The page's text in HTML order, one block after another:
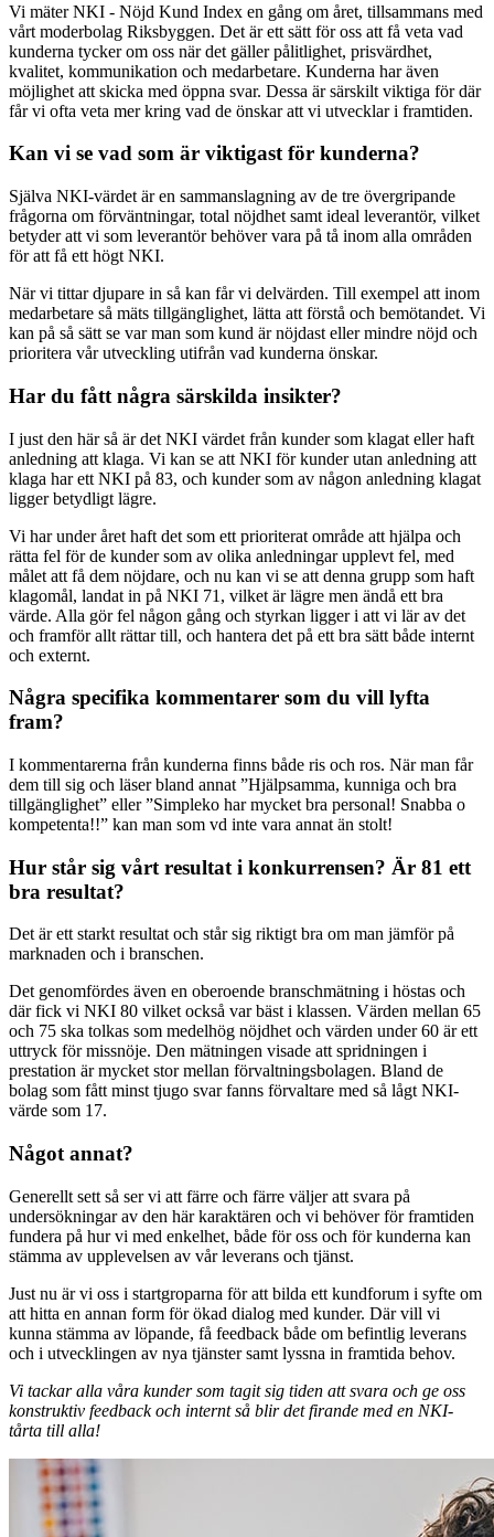
Vi mäter NKI - Nöjd Kund Index en gång om året, tillsammans med
vårt moderbolag Riksbyggen. Det är ett sätt för oss att få veta vad
kunderna tycker om oss när det gäller pålitlighet, prisvärdhet,
kvalitet, kommunikation och medarbetare. Kunderna har även
möjlighet att skicka med öppna svar. Dessa är särskilt viktiga för där
får vi ofta veta mer kring vad de önskar att vi utvecklar i framtiden.
Kan vi se vad som är viktigast för kunderna?
Själva NKI-värdet är en sammanslagning av de tre övergripande
frågorna om förväntningar, total nöjdhet samt ideal leverantör, vilket
betyder att vi som leverantör behöver vara på tå inom alla områden
för att få ett högt NKI.
När vi tittar djupare in så kan får vi delvärden. Till exempel att inom
medarbetare så mäts tillgänglighet, lätta att förstå och bemötandet. Vi
kan på så sätt se var man som kund är nöjdast eller mindre nöjd och
prioritera vår utveckling utifrån vad kunderna önskar.
Har du fått några särskilda insikter?
I just den här så är det NKI värdet från kunder som klagat eller haft
anledning att klaga. Vi kan se att NKI för kunder utan anledning att
klaga har ett NKI på 83, och kunder som av någon anledning klagat
ligger betydligt lägre.
Vi har under året haft det som ett prioriterat område att hjälpa och
rätta fel för de kunder som av olika anledningar upplevt fel, med
målet att få dem nöjdare, och nu kan vi se att denna grupp som haft
klagomål, landat in på NKI 71, vilket är lägre men ändå ett bra
värde. Alla gör fel någon gång och styrkan ligger i att vi lär av det
och framför allt rättar till, och hantera det på ett bra sätt både internt
och externt.
Några specifika kommentarer som du vill lyfta
fram?
I kommentarerna från kunderna finns både ris och ros. När man får
dem till sig och läser bland annat ”Hjälpsamma, kunniga och bra
tillgänglighet” eller ”Simpleko har mycket bra personal! Snabba o
kompetenta!!” kan man som vd inte vara annat än stolt!
Hur står sig vårt resultat i konkurrensen? Är 81 ett
bra resultat?
Det är ett starkt resultat och står sig riktigt bra om man jämför på
marknaden och i branschen.
Det genomfördes även en oberoende branschmätning i höstas och
där fick vi NKI 80 vilket också var bäst i klassen. Värden mellan 65
och 75 ska tolkas som medelhög nöjdhet och värden under 60 är ett
uttryck för missnöje. Den mätningen visade att spridningen i
prestation är mycket stor mellan förvaltningsbolagen. Bland de
bolag som fått minst tjugo svar fanns förvaltare med så lågt NKI-
värde som 17.
Något annat?
Generellt sett så ser vi att färre och färre väljer att svara på
undersökningar av den här karaktären och vi behöver för framtiden
fundera på hur vi med enkelhet, både för oss och för kunderna kan
stämma av upplevelsen av vår leverans och tjänst.
Just nu är vi oss i startgroparna för att bilda ett kundforum i syfte om
att hitta en annan form för ökad dialog med kunder. Där vill vi
kunna stämma av löpande, få feedback både om befintlig leverans
och i utvecklingen av nya tjänster samt lyssna in framtida behov.
Vi tackar alla våra kunder som tagit sig tiden att svara och ge oss
konstruktiv feedback och internt så blir det firande med en NKI-
tårta till alla!